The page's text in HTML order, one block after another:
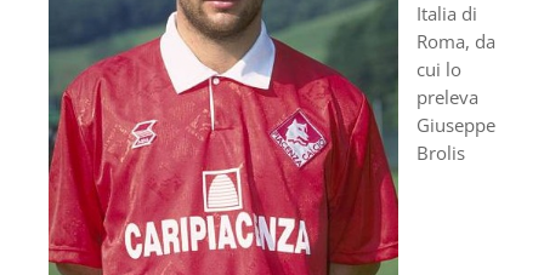
Italia di
Roma, da
cui lo
preleva
Giuseppe
Brolis